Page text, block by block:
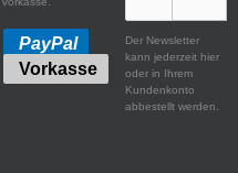
PayPal
Vorkasse
Der Newsletter
kann jederzeit hier
oder in Ihrem
Kundenkonto
abbestellt werden.